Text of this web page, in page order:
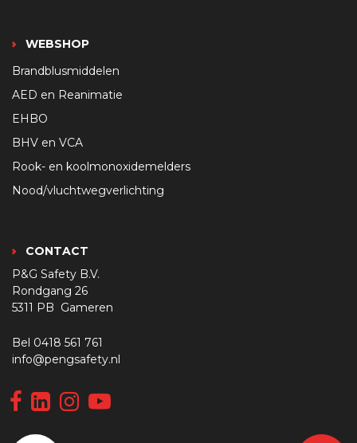
WEBSHOP
Brandblusmiddelen
AED en Reanimatie
EHBO
BHV en VCA
Rook- en koolmonoxidemelders
Nood/vluchtwegverlichting
CONTACT
P&G Safety B.V.
Rondgang 26
5311 PB Gameren
Bel 0418 561 761
info@pengsafety.nl